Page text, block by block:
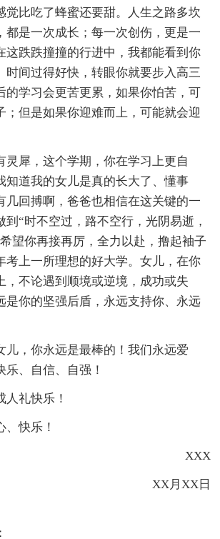
觉比吃了蜂蜜还要甜。人生之路多坎
都是一次成长；每一次创伤，更是一
这跌跌撞撞的行进中，我都能看到你
时间过得好快，转眼你就要步入高三
的学习会更苦更累，如果你怕苦，可
；但是如果你迎难而上，可能就会迎
灵犀，这个学期，你在学习上更自
知道我的女儿是真的长大了、懂事
几回搏啊，爸爸也相信在这关键的一
到“时不空过，路不空行，光阴易逝，
望你再接再厉，全力以赴，撸起袖子
考上一所理想的好大学。女儿，在你
，不论遇到顺境或逆境，成功或失
是你的坚强后盾，永远支持你、永远
儿，你永远是最棒的！我们永远爱
、自信、自强！
人礼快乐！
、快乐！
XXX
XX月XX日